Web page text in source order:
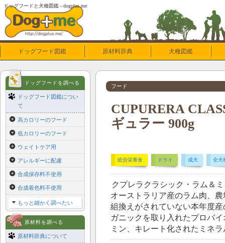
ドッグフードと犬種図鑑 - dogplus.me
ドッグフード図鑑 原材料辞典 犬種図鑑
フード
CUPURERA
ギュラー 900g
総合栄養食 ドライ 成犬 全犬
クプレラクラシック・ラム＆
オーストラリア産のラム肉、
組換えがされていない本年度
ガニックを取り入れたプロバ
ミン、キレート化されたミネ
ドッグフードを調べる
ドッグフード図鑑につい
て
高カロリーのフード
低カロリーのフード
ウェイトケア用
アレルギーに配慮
合成保存料不使用
合成着色料不使用
もっと細かく調べたい
原材料を調べる
原材料辞典について